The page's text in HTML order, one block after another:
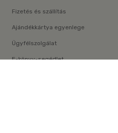
Fizetés és szállítás
Ajándékkártya egyenlege
Ügyfélszolgálat
E-könyv-segédlet